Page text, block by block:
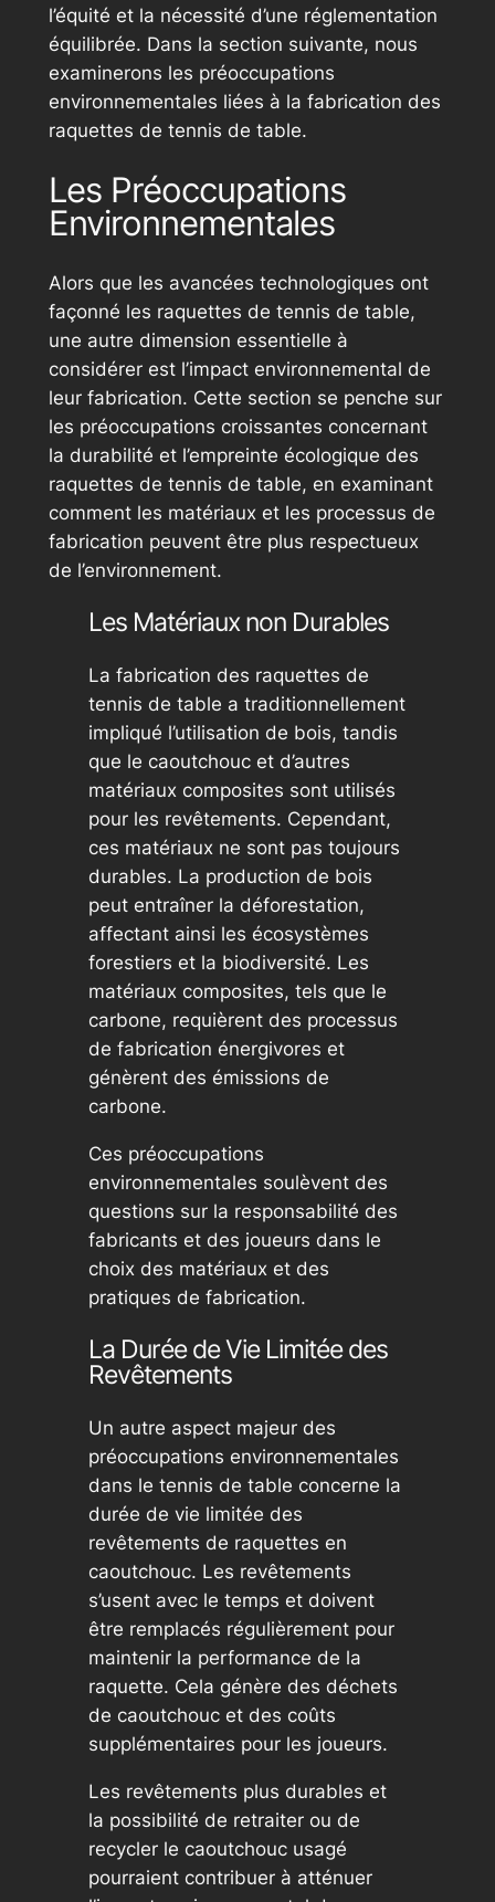
l’équité et la nécessité d’une réglementation
équilibrée. Dans la section suivante, nous
examinerons les préoccupations
environnementales liées à la fabrication des
raquettes de tennis de table.
Les Préoccupations
Environnementales
Alors que les avancées technologiques ont
façonné les raquettes de tennis de table,
une autre dimension essentielle à
considérer est l’impact environnemental de
leur fabrication. Cette section se penche sur
les préoccupations croissantes concernant
la durabilité et l’empreinte écologique des
raquettes de tennis de table, en examinant
comment les matériaux et les processus de
fabrication peuvent être plus respectueux
de l’environnement.
Les Matériaux non Durables
La fabrication des raquettes de
tennis de table a traditionnellement
impliqué l’utilisation de bois, tandis
que le caoutchouc et d’autres
matériaux composites sont utilisés
pour les revêtements. Cependant,
ces matériaux ne sont pas toujours
durables. La production de bois
peut entraîner la déforestation,
affectant ainsi les écosystèmes
forestiers et la biodiversité. Les
matériaux composites, tels que le
carbone, requièrent des processus
de fabrication énergivores et
génèrent des émissions de
carbone.
Ces préoccupations
environnementales soulèvent des
questions sur la responsabilité des
fabricants et des joueurs dans le
choix des matériaux et des
pratiques de fabrication.
La Durée de Vie Limitée des
Revêtements
Un autre aspect majeur des
préoccupations environnementales
dans le tennis de table concerne la
durée de vie limitée des
revêtements de raquettes en
caoutchouc. Les revêtements
s’usent avec le temps et doivent
être remplacés régulièrement pour
maintenir la performance de la
raquette. Cela génère des déchets
de caoutchouc et des coûts
supplémentaires pour les joueurs.
Les revêtements plus durables et
la possibilité de retraiter ou de
recycler le caoutchouc usagé
pourraient contribuer à atténuer